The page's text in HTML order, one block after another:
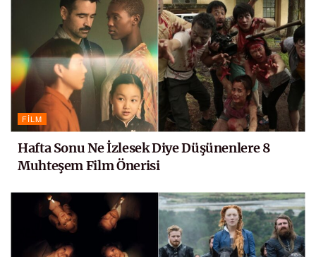
FILM
Hafta Sonu Ne İzlesek Diye Düşünenlere 8
Muhteşem Film Önerisi